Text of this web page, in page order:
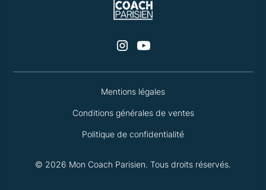
© 2026 Mon Coach Parisien. Tous droits réservés.
Mentions légales
Conditions générales de ventes
Politique de confidentialité